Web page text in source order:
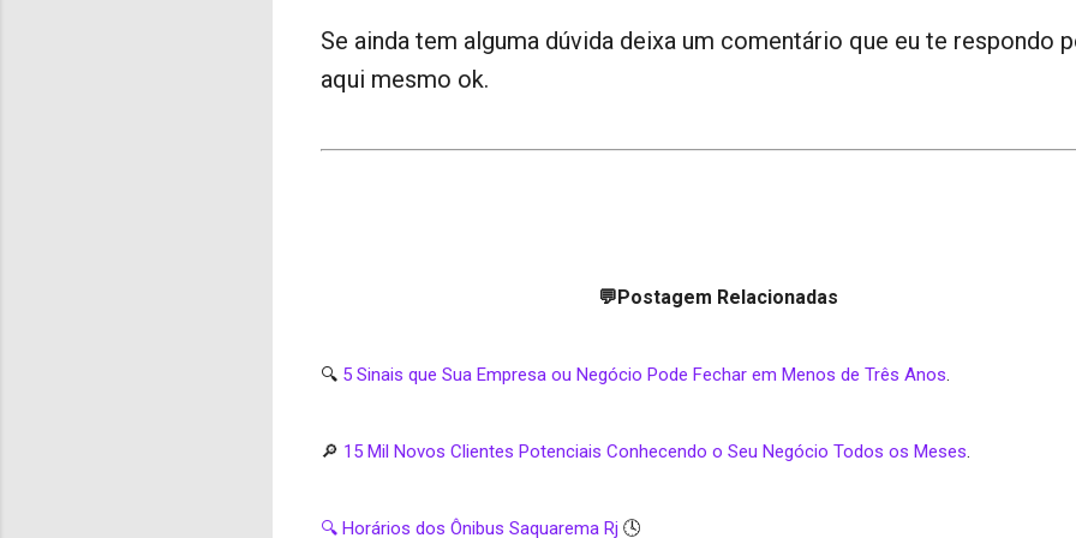
Se ainda tem alguma dúvida deixa um comentário que eu te respondo
aqui mesmo ok.
💬Postagem Relacionadas
🔍 5 Sinais que Sua Empresa ou Negócio Pode Fechar em Menos de Três Anos.
🔎 15 Mil Novos Clientes Potenciais Conhecendo o Seu Negócio Todos os Meses.
🔍 Horários dos Ônibus Saquarema Rj 🕓